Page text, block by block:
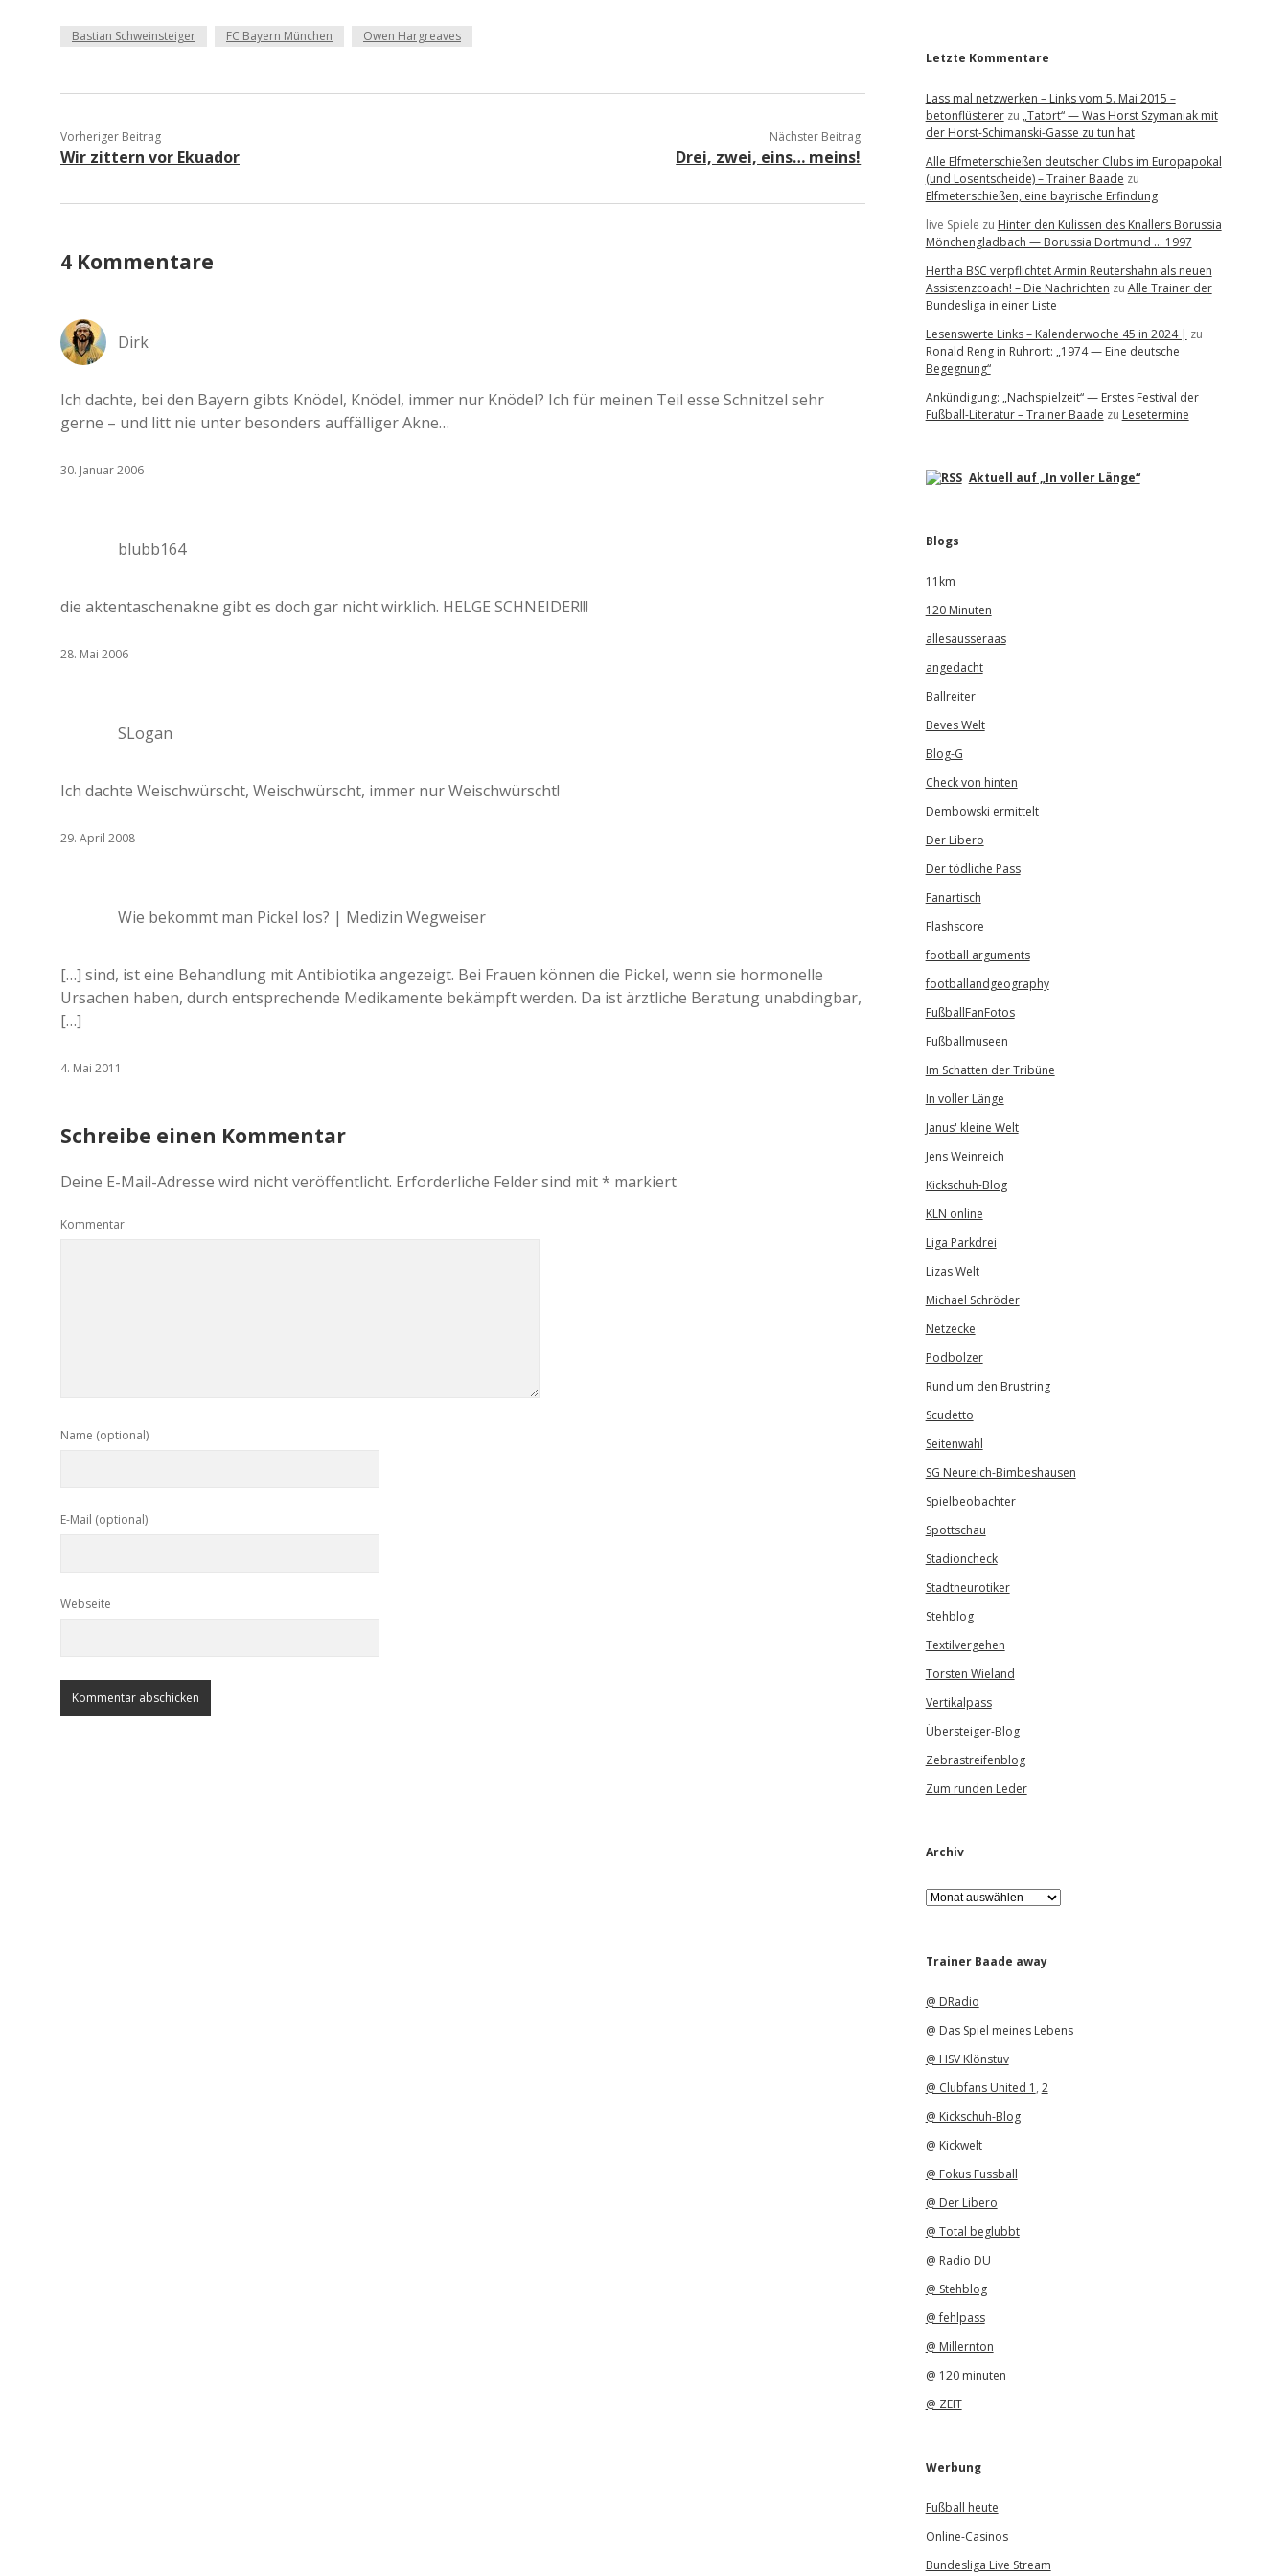
a
e
Bastian Schweinsteiger FC Bayern München Owen Hargreaves
Vorheriger Beitrag
Wir zittern vor Ekuador
Nächster Beitrag
Drei, zwei, eins… meins!
4 Kommentare
Dirk
Ich dachte, bei den Bayern gibts Knödel, Knödel, immer nur Knödel? Ich für meinen Teil esse Schnitzel sehr
gerne – und litt nie unter besonders auffälliger Akne…
30. Januar 2006
blubb164
die aktentaschenakne gibt es doch gar nicht wirklich. HELGE SCHNEIDER!!!
28. Mai 2006
SLogan
Ich dachte Weischwürscht, Weischwürscht, immer nur Weischwürscht!
29. April 2008
Wie bekommt man Pickel los? | Medizin Wegweiser
[…] sind, ist eine Behandlung mit Antibiotika angezeigt. Bei Frauen können die Pickel, wenn sie hormonelle
Ursachen haben, durch entsprechende Medikamente bekämpft werden. Da ist ärztliche Beratung unabdingbar,
[…]
4. Mai 2011
Schreibe einen Kommentar
Deine E-Mail-Adresse wird nicht veröffentlicht. Erforderliche Felder sind mit* markiert
Kommentar
Name (optional)
E-Mail (optional)
Webseite
Letzte Kommentare
Lass mal netzwerken – Links vom 5. Mai 2015 –
betonflüstererzu „Tatort“ — Was Horst Szymaniak mit
der Horst-Schimanski-Gasse zu tun hat
Alle Elfmeterschießen deutscher Clubs im Europapokal
(und Losentscheide) – Trainer Baade zu
Elfmeterschießen, eine bayrische Erfindung
live Spiele zu Hinter den Kulissen des Knallers Borussia
Mönchengladbach — Borussia Dortmund … 1997
Hertha BSC verpflichtet Armin Reutershahn als neuen
Assistenzcoach! – Die Nachrichten zu Alle Trainer der
Bundesliga in einer Liste
Lesenswerte Links – Kalenderwoche 45 in 2024 | zu
Ronald Reng in Ruhrort: „1974 — Eine deutsche
Begegnung“
Ankündigung: „Nachspielzeit“ — Erstes Festival der
Fußball-Literatur – Trainer Baade zu Lesetermine
Aktuell auf „In voller Länge“
Blogs
11km
120 Minuten
allesausseraas
angedacht
Ballreiter
Beves Welt
Blog-G
Check von hinten
Dembowski ermittelt
Der Libero
Der tödliche Pass
Fanartisch
Flashscore
football arguments
footballandgeography
FußballFanFotos
Fußballmuseen
Im Schatten der Tribüne
In voller Länge
Janus' kleine Welt
Jens Weinreich
Kickschuh-Blog
KLN online
Liga Parkdrei
Lizas Welt
Michael Schröder
Netzecke
Podbolzer
Rund um den Brustring
Scudetto
Seitenwahl
SG Neureich-Bimbeshausen
Spielbeobachter
Spottschau
Stadioncheck
Stadtneurotiker
Stehblog
Textilvergehen
Torsten Wieland
Vertikalpass
Übersteiger-Blog
Zebrastreifenblog
Zum runden Leder
Archiv
A
r
iTrainer Baade away
@ DRadio
@ Das Spiel meines Lebens
@ HSV Klönstuv
@ Clubfans United 1 , 2
@ Kickschuh-Blog
@ Kickwelt
@ Fokus Fussball
@ Der Libero
@ Total beglubbt
@ Radio DU
@ Stehblog
@ fehlpass
@ Millernton
@ 120 minuten
@ ZEIT
Werbung
Fußball heute
Online-Casinos
Bundesliga Live Stream